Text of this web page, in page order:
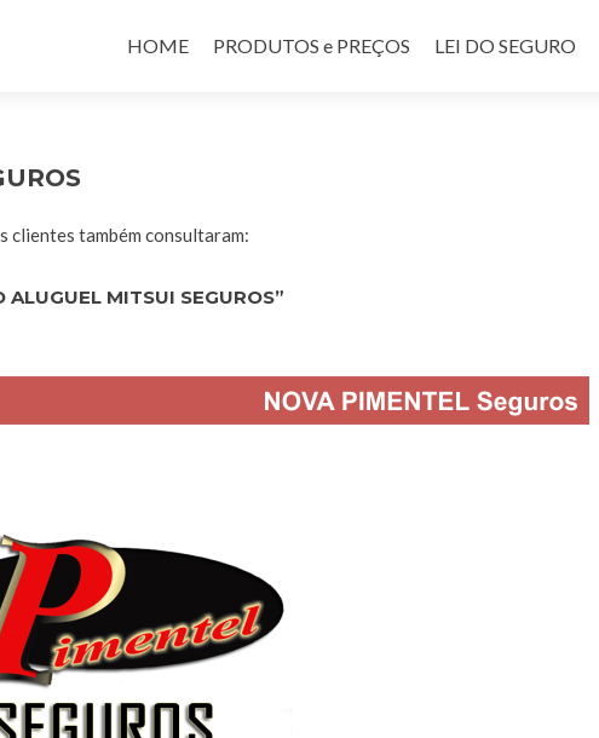
HOME
PRODUTOS e PREÇOS LEI DO SEGURO
clientes também consultaram:
ALUGUEL MITSUI SEGUROS”